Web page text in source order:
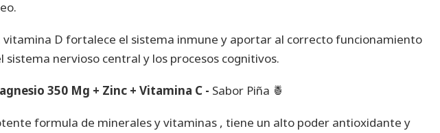
vitamina D fortalece el sistema inmune y aportar al correcto funcionamiento
sistema nervioso central y los procesos cognitivos.
350 Mg + Zinc + Vitamina C - Sabor Piña 🍍
formula de minerales y vitaminas , tiene un alto poder antioxidante y